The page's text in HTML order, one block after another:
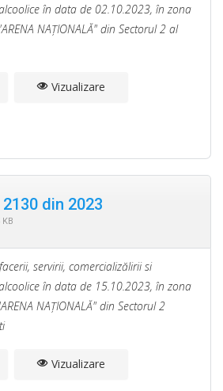
în data de 02.10.2023, în zona
NAŢIONALĂ" din Sectorul 2 al
Vizualizare
din 2023
KB
servirii, comercializălirii si
în data de 15.10.2023, în zona
NAŢIONALĂ" din Sectorul 2
Vizualizare